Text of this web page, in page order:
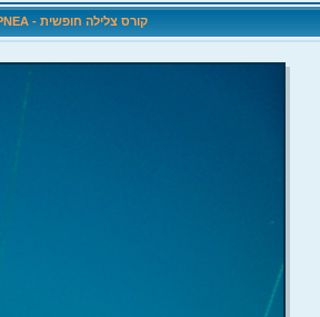
קורס צלילה חופשית - APNEA - עם שון, גיל, טל וירון - 012